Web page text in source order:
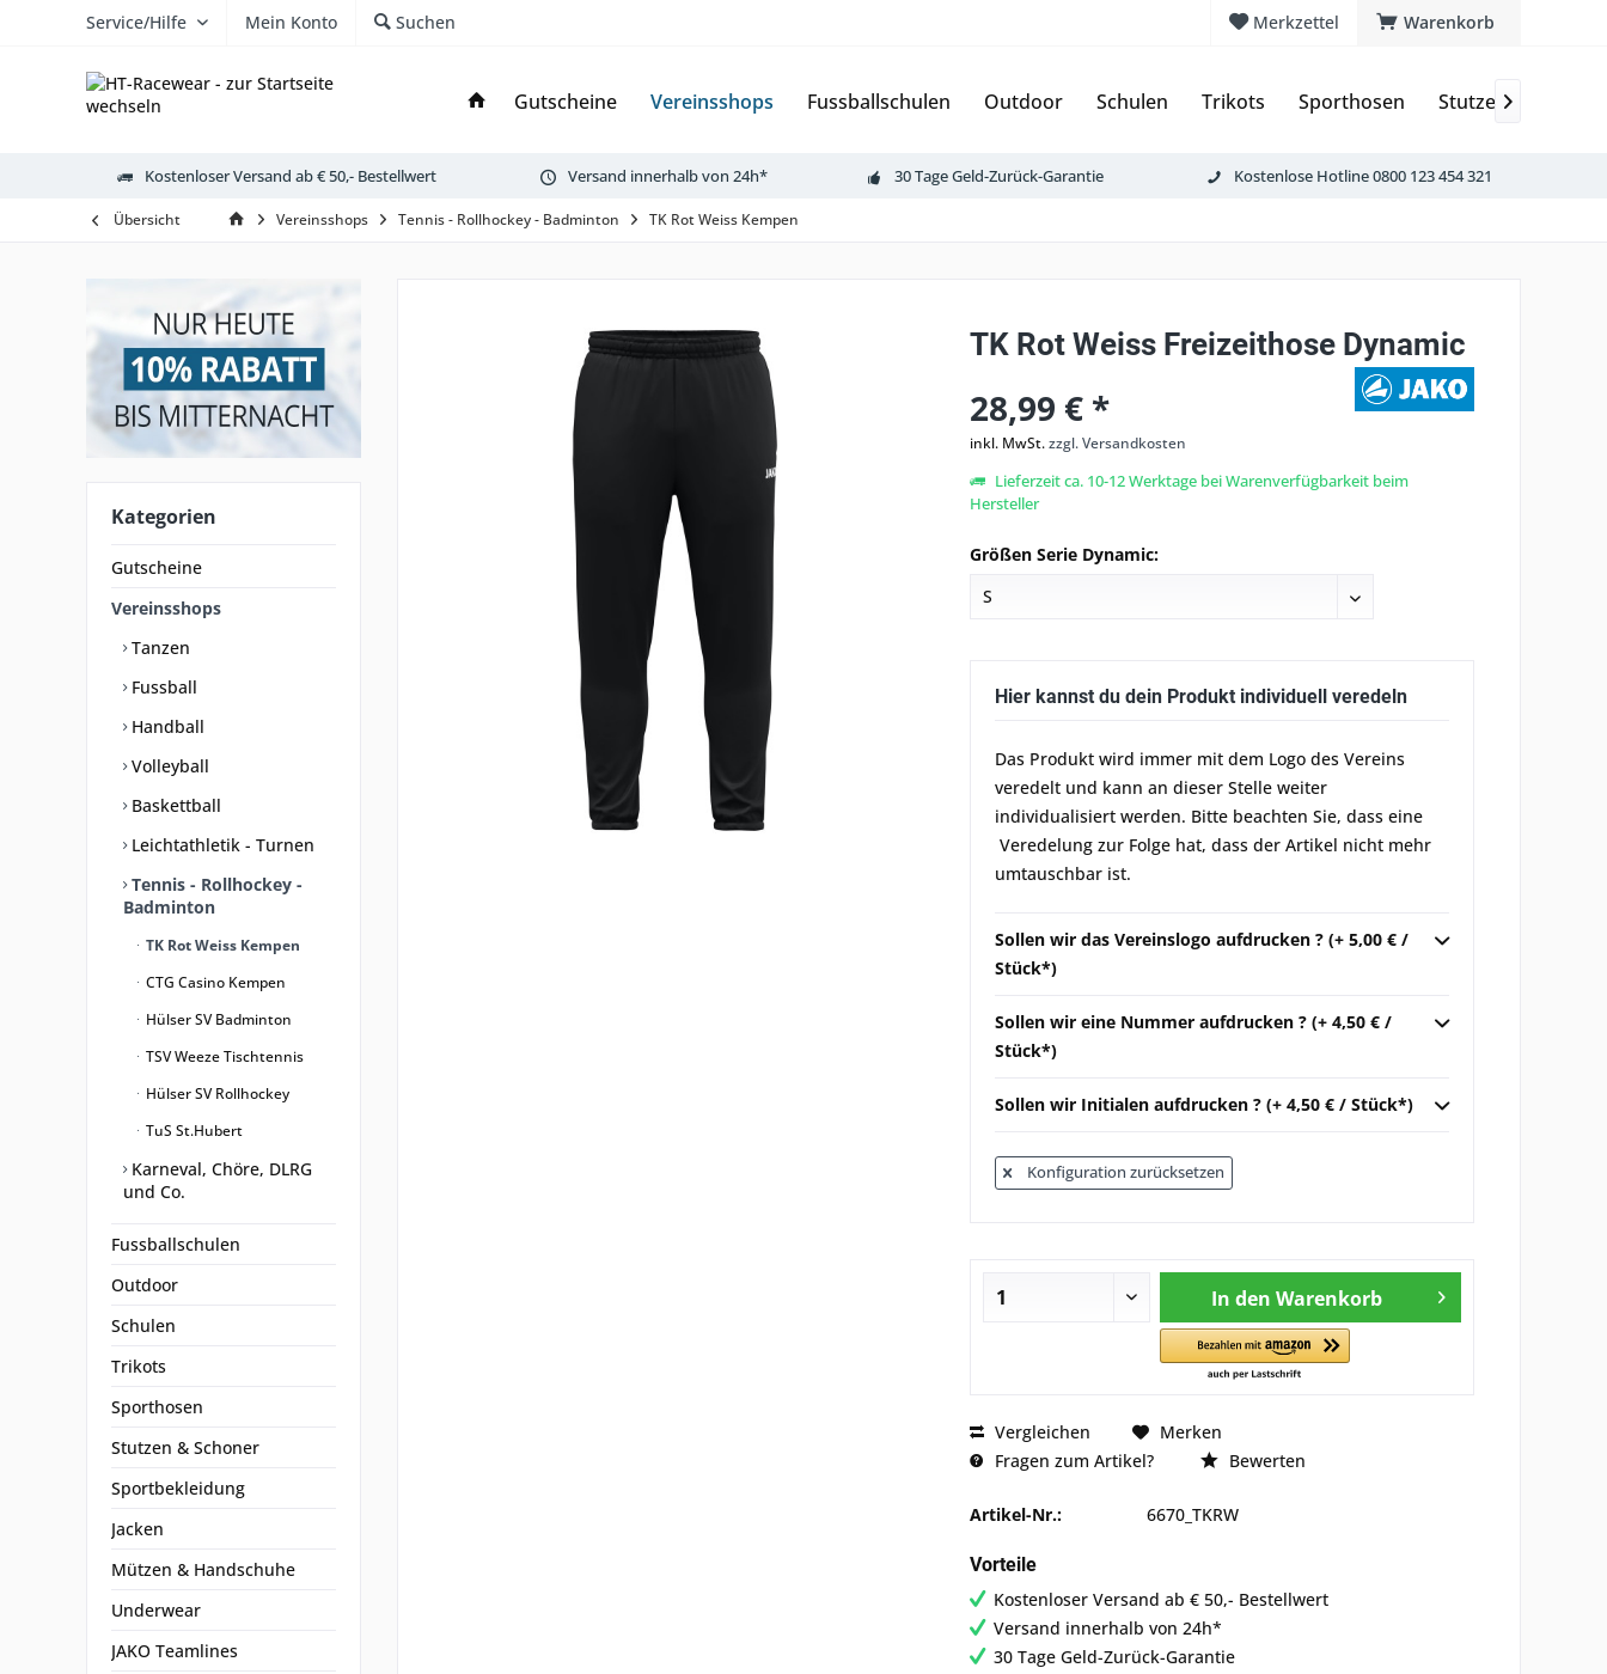
Warenkorb
Merkzettel
Service/Hilfe Mein Konto Suchen
Gutscheine Vereinsshops Fussballschulen Outdoor Schulen Trikots Sporthosen Stutzen & Schoner

Kostenloser Versand ab € 50,- Bestellwert Versand innerhalb von 24h* 30 Tage Geld-Zurück-Garantie Kostenlose Hotline 0800 123 454 321
Übersicht Vereinsshops Tennis - Rollhockey - Badminton TK Rot Weiss Kempen
Kategorien
Gutscheine
Vereinsshops
Tanzen
Fussball
Handball
Volleyball
Baskettball
Leichtathletik - Turnen
Tennis - Rollhockey -
Badminton
TK Rot Weiss Kempen
CTG Casino Kempen
Hülser SV Badminton
TSV Weeze Tischtennis
Hülser SV Rollhockey
TuS St.Hubert
Karneval, Chöre, DLRG
und Co.
Fussballschulen
Outdoor
Schulen
Trikots
Sporthosen
Stutzen & Schoner
Sportbekleidung
Jacken
Mützen & Handschuhe
Underwear
JAKO Teamlines
TK Rot Weiss Freizeithose Dynamic
28,99 € *
inkl. MwSt.zzgl. Versandkosten
Lieferzeit ca. 10-12 Werktage bei Warenverfügbarkeit beim
Hersteller
Größen Serie Dynamic:
Hier kannst du dein Produkt individuell veredeln
Das Produkt wird immer mit dem Logo des Vereins
veredelt und kann an dieser Stelle weiter
individualisiert werden. Bitte beachten Sie, dass eine
Veredelung zur Folge hat, dass der Artikel nicht mehr
umtauschbar ist.
Sollen wir das Vereinslogo aufdrucken ? (+ 5,00 € /
Stück*)
Sollen wir eine Nummer aufdrucken ? (+ 4,50 € /
Stück*)
Sollen wir Initialen aufdrucken ? (+ 4,50 € / Stück*)
Konfiguration zurücksetzen
In den Warenkorb
Vergleichen
Merken
Fragen zum Artikel?
Bewerten
Artikel-Nr.: 6670_TKRW
Vorteile
Kostenloser Versand ab € 50,- Bestellwert
Versand innerhalb von 24h*
30 Tage Geld-Zurück-Garantie